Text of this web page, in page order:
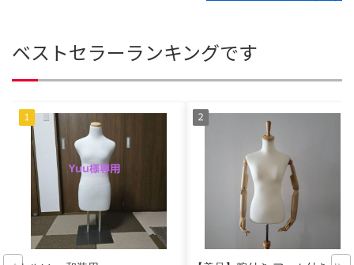
ベストセラーランキングです